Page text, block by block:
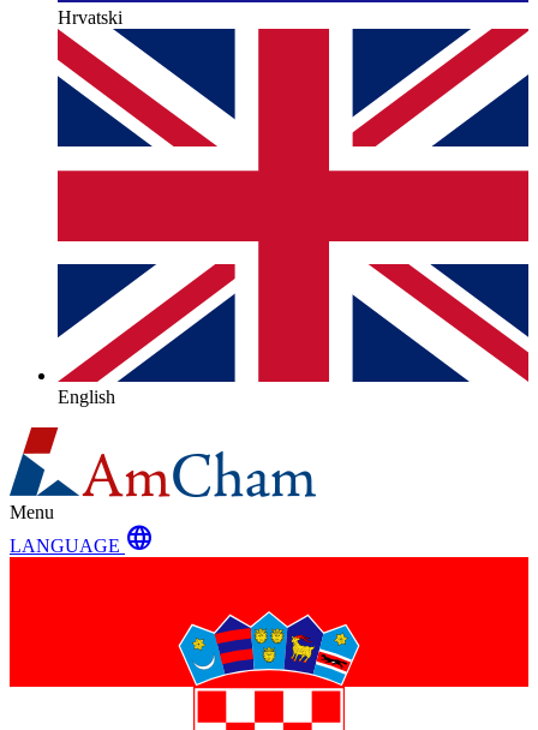
Hrvatski
English
Menu
LANGUAGE language